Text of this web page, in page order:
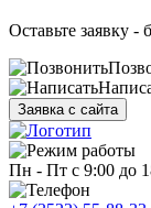
Оставьте заявку -
Заявка с сайта
Пн - Пт с 9:00 до